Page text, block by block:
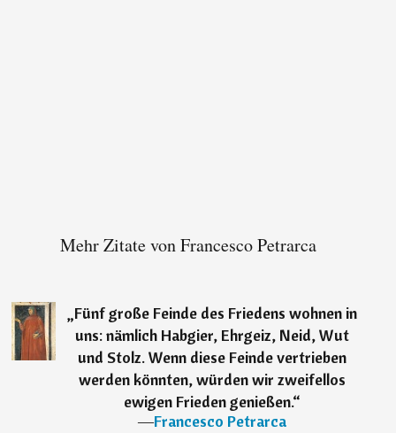
Mehr Zitate von Francesco Petrarca
„Fünf große Feinde des Friedens wohnen in
uns: nämlich Habgier, Ehrgeiz, Neid, Wut
und Stolz. Wenn diese Feinde vertrieben
werden könnten, würden wir zweifellos
ewigen Frieden genießen.“
―Francesco Petrarca